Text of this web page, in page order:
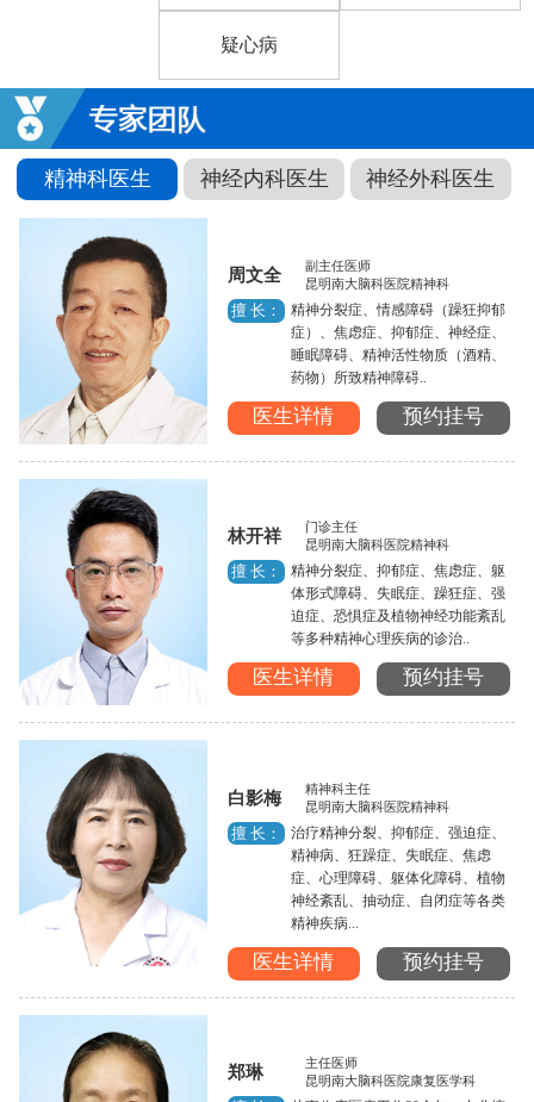
疑心病
精神科医生 神经内科医生 神经外科医生
周文全
副主任医师
昆明南大脑科医院精神科
擅 长：
精神分裂症、情感障碍（躁狂抑郁
症）、焦虑症、抑郁症、神经症、
睡眠障碍、精神活性物质（酒精、
药物）所致精神障碍..
医生详情 预约挂号
林开祥
门诊主任
昆明南大脑科医院精神科
擅 长：
精神分裂症、抑郁症、焦虑症、躯
体形式障碍、失眠症、躁狂症、强
迫症、恐惧症及植物神经功能紊乱
等多种精神心理疾病的诊治..
医生详情 预约挂号
白影梅
精神科主任
昆明南大脑科医院精神科
擅 长：
治疗精神分裂、抑郁症、强迫症、
精神病、狂躁症、失眠症、焦虑
症、心理障碍、躯体化障碍、植物
神经紊乱、抽动症、自闭症等各类
精神疾病...
医生详情 预约挂号
郑琳
主任医师
昆明南大脑科医院康复医学科